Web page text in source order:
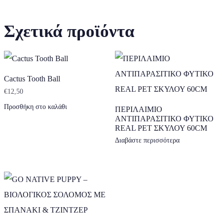
Σχετικά προϊόντα
Cactus Tooth Ball
€12,50
Προσθήκη στο καλάθι
ΠΕΡΙΛΑΙΜΙΟ
ΑΝΤΙΠΑΡΑΣΙΤΙΚΟ ΦΥΤΙΚΟ
REAL PET ΣΚΥΛΟΥ 60CM
Διαβάστε περισσότερα